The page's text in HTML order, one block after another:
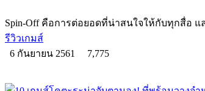
Spin-Off คือการต่อยอดที่น่าสนใจให้กับทุกสื่อ
รีวิวเกมส์
6 กันยายน 2561
7,775